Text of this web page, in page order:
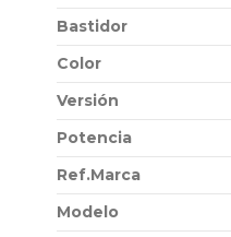
Bastidor
Color
Versión
Potencia
Ref.Marca
Modelo